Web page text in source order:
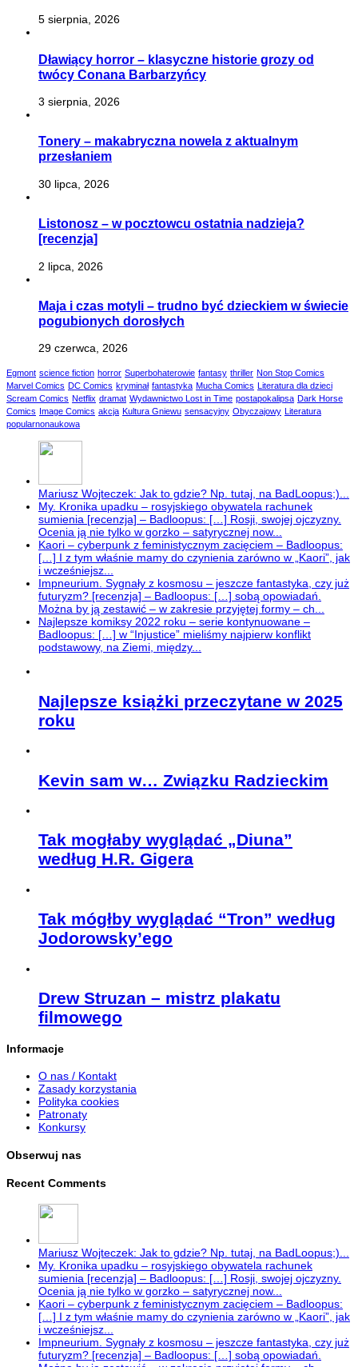
5 sierpnia, 2026
Dławiący horror – klasyczne historie grozy od
twócy Conana Barbarzyńcy
3 sierpnia, 2026
Tonery – makabryczna nowela z aktualnym
przesłaniem
30 lipca, 2026
Listonosz – w pocztowcu ostatnia nadzieja?
[recenzja]
2 lipca, 2026
Maja i czas motyli – trudno być dzieckiem w świecie
pogubionych dorosłych
29 czerwca, 2026
Egmont science fiction horror Superbohaterowie fantasy thriller Non Stop Comics
Marvel Comics DC Comics kryminał fantastyka Mucha Comics
Literatura dla dzieci
Scream Comics Netflix dramat Wydawnictwo Lost in Time postapokalipsa Dark Horse
Comics
Image Comics akcja Kultura Gniewu sensacyjny Obyczajowy
Literatura
popularnonaukowa
Mariusz Wojteczek: Jak to gdzie? Np. tutaj, na BadLoopus;)...
My. Kronika upadku – rosyjskiego obywatela rachunek
sumienia [recenzja] – Badloopus: […] Rosji, swojej ojczyzny.
Ocenia ją nie tylko w gorzko – satyrycznej now...
Kaori – cyberpunk z feministycznym zacięciem – Badloopus:
[…] I z tym właśnie mamy do czynienia zarówno w „Kaori”, jak
i wcześniejsz...
Impneurium. Sygnały z kosmosu – jeszcze fantastyka, czy już
futuryzm? [recenzja] – Badloopus: […] sobą opowiadań.
Można by ją zestawić – w zakresie przyjętej formy – ch...
Najlepsze komiksy 2022 roku – serie kontynuowane –
Badloopus: […] w “Injustice” mieliśmy najpierw konflikt
podstawowy, na Ziemi, między...
Najlepsze książki przeczytane w 2025
roku
Kevin sam w… Związku Radzieckim
Tak mogłaby wyglądać „Diuna”
według H.R. Gigera
Tak mógłby wyglądać “Tron” według
Jodorowsky’ego
Drew Struzan – mistrz plakatu
filmowego
Informacje
O nas / Kontakt
Zasady korzystania
Polityka cookies
Patronaty
Konkursy
Obserwuj nas
Recent Comments
Mariusz Wojteczek: Jak to gdzie? Np. tutaj, na BadLoopus;)...
My. Kronika upadku – rosyjskiego obywatela rachunek
sumienia [recenzja] – Badloopus: […] Rosji, swojej ojczyzny.
Ocenia ją nie tylko w gorzko – satyrycznej now...
Kaori – cyberpunk z feministycznym zacięciem – Badloopus:
[…] I z tym właśnie mamy do czynienia zarówno w „Kaori”, jak
i wcześniejsz...
Impneurium. Sygnały z kosmosu – jeszcze fantastyka, czy już
futuryzm? [recenzja] – Badloopus: […] sobą opowiadań.